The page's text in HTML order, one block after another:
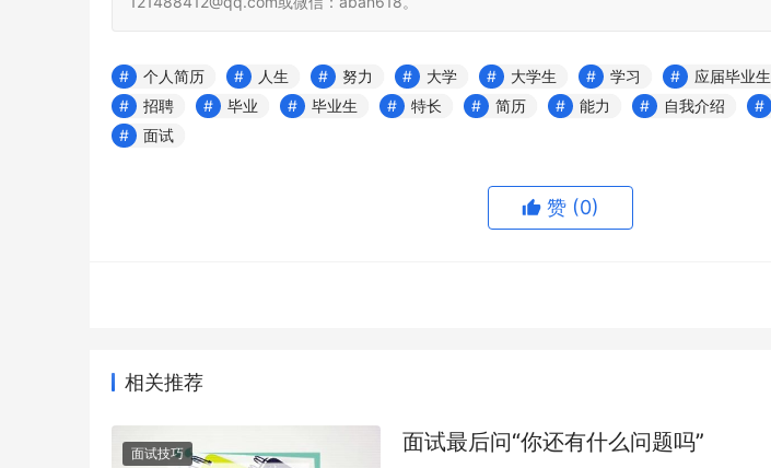
个人简历 人生 努力 大学 大学生 学习 应届毕业生
招聘
毕业 毕业生 特长 简历 能力 自我介绍
面试
赞 (0)
相关推荐
面试技巧 面试最后问“你还有什么问题吗”